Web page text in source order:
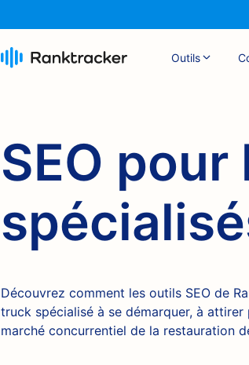
Outils
SEO
Découvrez comment les outils SEO de
truck spécialisé à se démarquer, à
marché concurrentiel de la restauration